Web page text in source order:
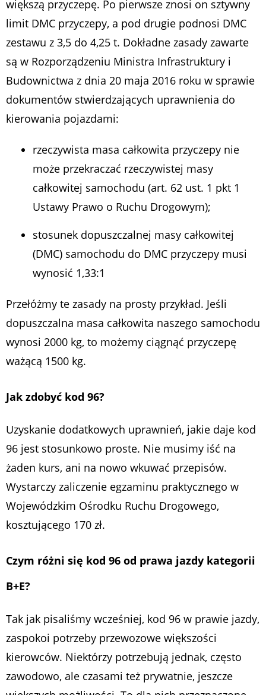
większą przyczepę. Po pierwsze znosi on sztywny
limit DMC przyczepy, a pod drugie podnosi DMC
zestawu z 3,5 do 4,25 t. Dokładne zasady zawarte
są w Rozporządzeniu Ministra Infrastruktury i
Budownictwa z dnia 20 maja 2016 roku w sprawie
dokumentów stwierdzających uprawnienia do
kierowania pojazdami:
rzeczywista masa całkowita przyczepy nie
może przekraczać rzeczywistej masy
całkowitej samochodu (art. 62 ust. 1 pkt 1
Ustawy Prawo o Ruchu Drogowym);
stosunek dopuszczalnej masy całkowitej
(DMC) samochodu do DMC przyczepy musi
wynosić 1,33:1
Przełóżmy te zasady na prosty przykład. Jeśli
dopuszczalna masa całkowita naszego samochodu
wynosi 2000 kg, to możemy ciągnąć przyczepę
ważącą 1500 kg.
Jak zdobyć kod 96?
Uzyskanie dodatkowych uprawnień, jakie daje kod
96 jest stosunkowo proste. Nie musimy iść na
żaden kurs, ani na nowo wkuwać przepisów.
Wystarczy zaliczenie egzaminu praktycznego w
Wojewódzkim Ośrodku Ruchu Drogowego,
kosztującego 170 zł.
Czym różni się kod 96 od prawa jazdy kategorii
B+E?
Tak jak pisaliśmy wcześniej, kod 96 w prawie jazdy,
zaspokoi potrzeby przewozowe większości
kierowców. Niektórzy potrzebują jednak, często
zawodowo, ale czasami też prywatnie, jeszcze